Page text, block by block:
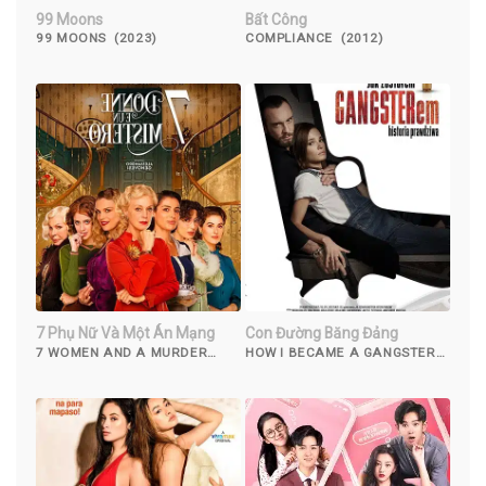
99 Moons
99 MOONS (2023)
Bất Công
COMPLIANCE (2012)
7 Phụ Nữ Và Một Án Mạng
7 WOMEN AND A MURDER
Con Đường Băng Đảng
HOW I BECAME A GANGSTER